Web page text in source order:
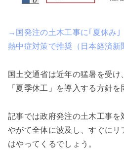
→国発注の土木工事に｢夏休み
熱中症対策で推奨（日本経済新
国土交通省は近年の猛暑を受
「夏季休工」を導入する方針を
記事では政府発注の土木工事を
やがて全体に波及し、すぐにリ
はやってくるでしょう。